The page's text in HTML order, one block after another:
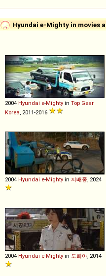
Hyundai e-Mighty in movies
2004 Hyundai e-Mighty in Top Gear
Korea , 2011-2016
2004 Hyundai e-Mighty in 지배종 , 2024
2004 Hyundai e-Mighty in 도희야 , 2014